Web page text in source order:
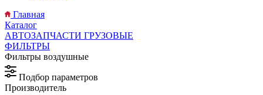
Главная
Каталог
АВТОЗАПЧАСТИ ГРУЗОВЫЕ
ФИЛЬТРЫ
Фильтры воздушные
Подбор параметров
Производитель